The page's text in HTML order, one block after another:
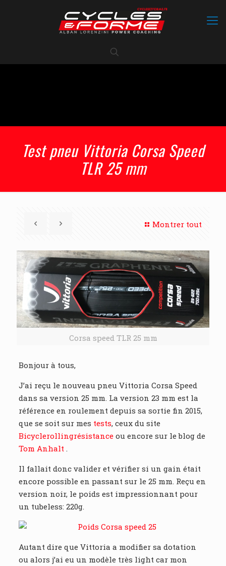
Test pneu Vittoria Corsa Speed
TLR 25 mm
Montrer tout
Corsa speed TLR 25 mm
Bonjour à tous,
J’ai reçu le nouveau pneu Vittoria Corsa Speed
dans sa version 25 mm. La version 23 mm est la
référence en roulement depuis sa sortie fin 2015,
que se soit sur mes tests, ceux du site
Bicyclerollingrésistanceou encore sur le blog de
Tom Anhalt
Il fallait donc valider et vérifier si un gain était
encore possible en passant sur le 25 mm. Reçu en
version noir, le poids est impressionnant pour
un tubeless: 220g.
Autant dire que Vittoria a modifier sa dotation
ou alors j’ai eu un modèle très light car mon